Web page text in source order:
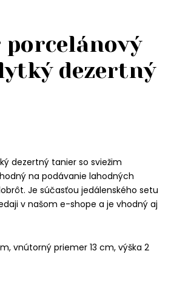
porcelánový
dezertný
dezertný tanier so sviežim
na podávanie lahodných
Je súčasťou jedálenského setu
v našom e-shope a je vhodný aj
vnútorný priemer 13 cm, výška 2